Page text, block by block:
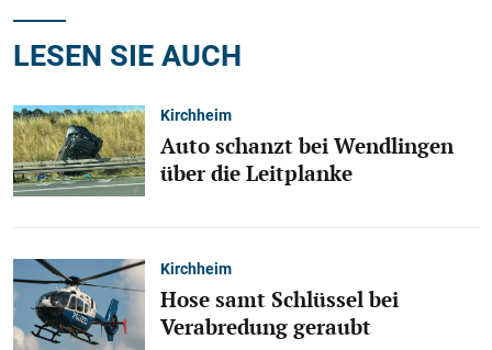
LESEN SIE AUCH
Kirchheim
Auto schanzt bei Wendlingen
über die Leitplanke
Kirchheim
Hose samt Schlüssel bei
Verabredung geraubt